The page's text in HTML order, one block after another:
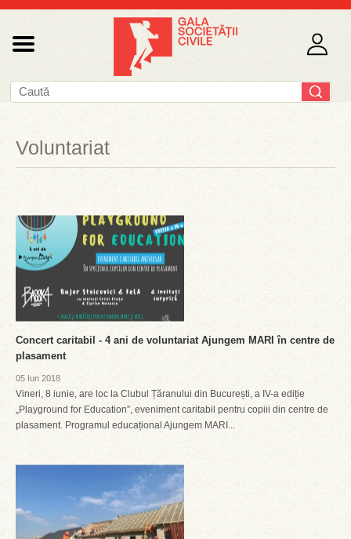
Voluntariat
Concert caritabil - 4 ani de voluntariat Ajungem MARI în centre de
plasament
05 Iun 2018
Vineri, 8 iunie, are loc la Clubul Țăranului din București, a IV-a ediție
„Playground for Education”, eveniment caritabil pentru copiii din centre de
plasament. Programul educațional Ajungem MARI...